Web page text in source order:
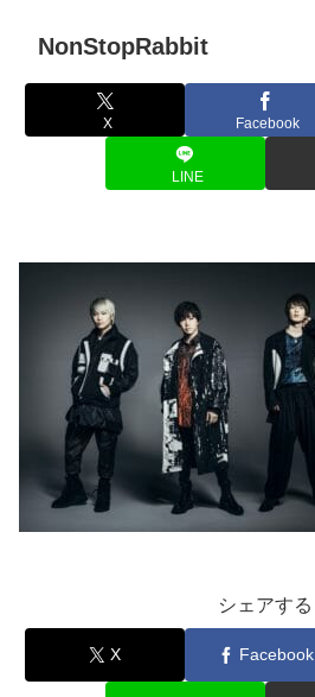
NonStopRabbit
X Facebook
LINE
シェアする
X Facebook